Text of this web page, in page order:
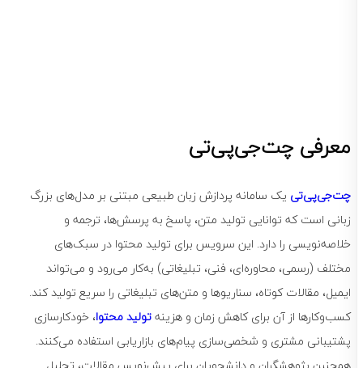
معرفی چت‌جی‌پی‌تی
چت‌جی‌پی‌تییک سامانه پردازش زبان طبیعی مبتنی بر مدل‌های بزرگ
زبانی است که توانایی تولید متن، پاسخ به پرسش‌ها، ترجمه و
خلاصه‌نویسی را دارد. این سرویس برای تولید محتوا در سبک‌های
مختلف (رسمی، محاوره‌ای، فنی، تبلیغاتی) به‌کار می‌رود و می‌تواند
ایمیل، مقالات کوتاه، سناریوها و متن‌های تبلیغاتی را سریع تولید کند.
کسب‌وکارها از آن برای کاهش زمان و هزینهتولید محتوا، خودکارسازی
پشتیبانی مشتری و شخصی‌سازی پیام‌های بازاریابی استفاده می‌کنند.